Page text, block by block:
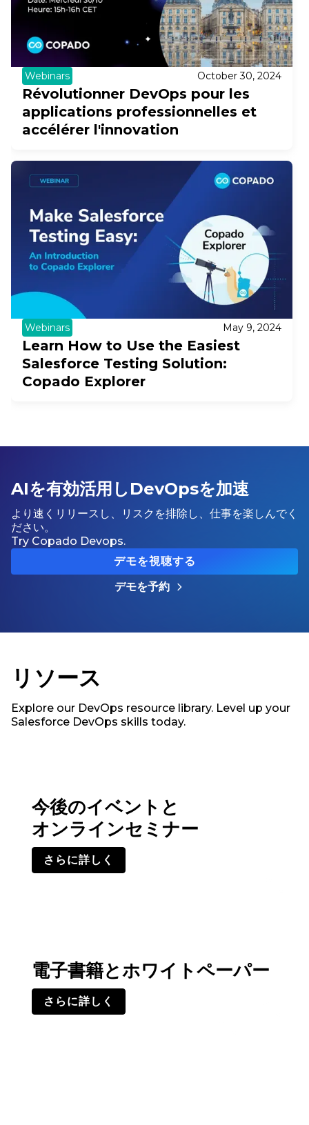
Webinars October 30, 2024
Révolutionner DevOps pour les
applications professionnelles et
accélérer l'innovation
Webinars May 9, 2024
Learn How to Use the Easiest
Salesforce Testing Solution:
Copado Explorer
AIを有効活用しDevOpsを加速
より速くリリースし、リスクを排除し、仕事を楽しんでく
ださい。
Try Copado Devops.
デモを視聴する
デモを予約
リソース
Explore our DevOps resource library. Level up your
Salesforce DevOps skills today.
今後のイベントと
オンラインセミナー
さらに詳しく
電子書籍とホワイトペーパー
さらに詳しく